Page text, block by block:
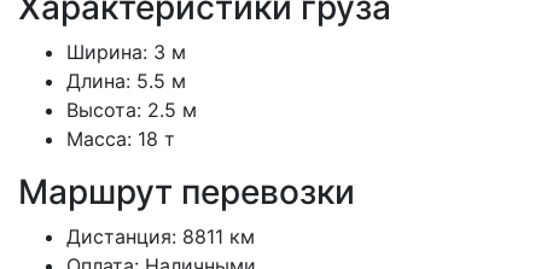
Ширина: 3 м
Длина: 5.5 м
Высота: 2.5 м
Масса: 18 т
Маршрут перевозки
Дистанция: 8811 км